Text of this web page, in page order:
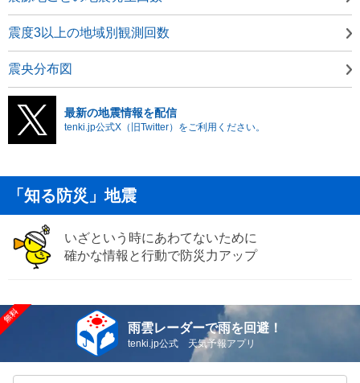
震度3以上の地域別観測回数
震央分布図
最新の地震情報を配信
tenki.jp公式X（旧Twitter）をご利用ください。
「知る防災」地震
いざという時にあわてないために
確かな情報と行動で防災力アップ
雨雲レーダーで雨を回避！
tenki.jp公式 天気予報アプリ